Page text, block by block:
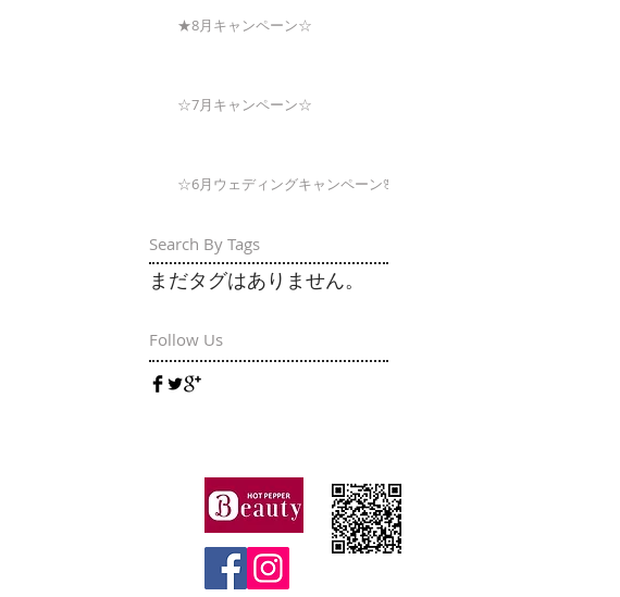
Search By Tags
★8月キャンペーン☆
☆7月キャンペーン☆
☆6月ウェディングキャンペーン🌸
まだタグはありません。
Follow Us